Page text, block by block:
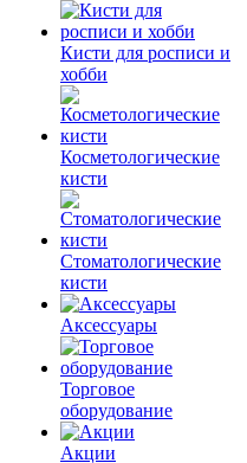
Кисти для росписи и
хобби
Косметологические
кисти
Стоматологические
кисти
Аксессуары
Торговое
оборудование
Акции